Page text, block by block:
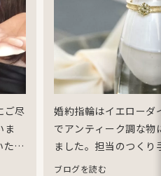
ご尽
ま
ただ
ま
婚約指輪はイエローダ
でアンティーク調な物
ました。 担当のつくり
相談して、試行錯誤し
ブログを読む